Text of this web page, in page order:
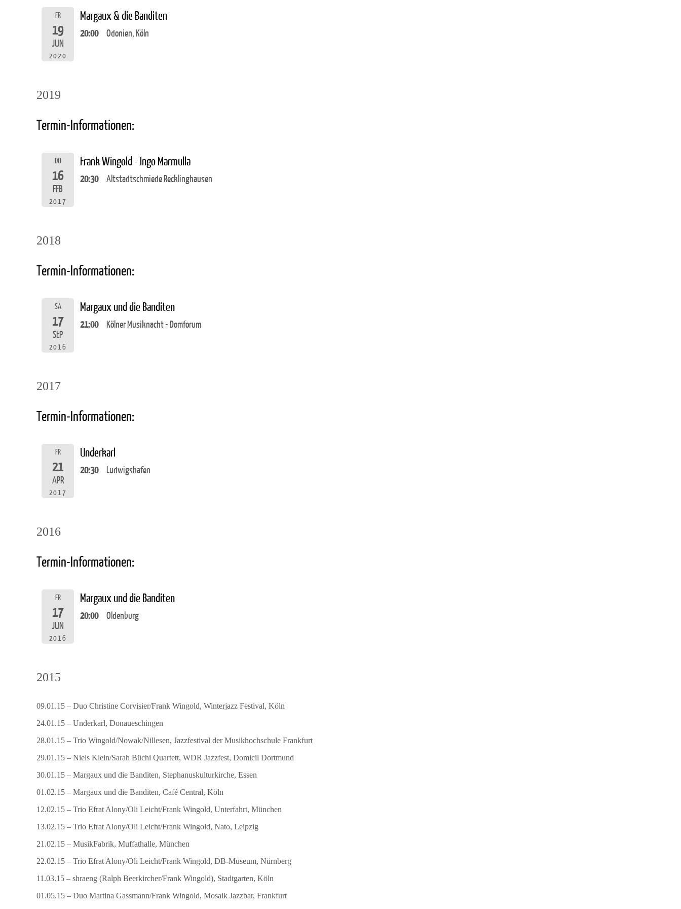
FR
19
JUN
2020
Margaux & die Banditen
20:00 Odonien, Köln
2019
Termin-Informationen:
DO
16
FEB
2017
Frank Wingold - Ingo Marmulla
20:30 Altstadtschmiede Recklinghausen
2018
Termin-Informationen:
SA
17
SEP
2016
Margaux und die Banditen
21:00 Kölner Musiknacht - Domforum
2017
Termin-Informationen:
FR
21
APR
2017
Underkarl
20:30 Ludwigshafen
2016
Termin-Informationen:
FR
17
JUN
2016
Margaux und die Banditen
20:00 Oldenburg
2015
09.01.15 – Duo Christine Corvisier/Frank Wingold, Winterjazz Festival, Köln
24.01.15 – Underkarl, Donaueschingen
28.01.15 – Trio Wingold/Nowak/Nillesen, Jazzfestival der Musikhochschule Frankfurt
29.01.15 – Niels Klein/Sarah Büchi Quartett, WDR Jazzfest, Domicil Dortmund
30.01.15 – Margaux und die Banditen, Stephanuskulturkirche, Essen
01.02.15 – Margaux und die Banditen, Café Central, Köln
12.02.15 – Trio Efrat Alony/Oli Leicht/Frank Wingold, Unterfahrt, München
13.02.15 – Trio Efrat Alony/Oli Leicht/Frank Wingold, Nato, Leipzig
21.02.15 – MusikFabrik, Muffathalle, München
22.02.15 – Trio Efrat Alony/Oli Leicht/Frank Wingold, DB-Museum, Nürnberg
11.03.15 – shraeng (Ralph Beerkircher/Frank Wingold), Stadtgarten, Köln
01.05.15 – Duo Martina Gassmann/Frank Wingold, Mosaik Jazzbar, Frankfurt